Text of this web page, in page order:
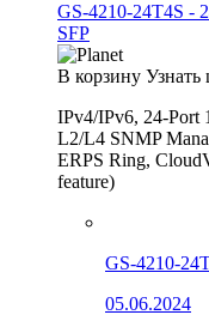
GS-4210-24T4S -
SFP
В корзину Узнать
IPv4/IPv6, 24-Port
L2/L4 SNMP
ERPS Ring,
feature)
GS-4210-
05.06.2024